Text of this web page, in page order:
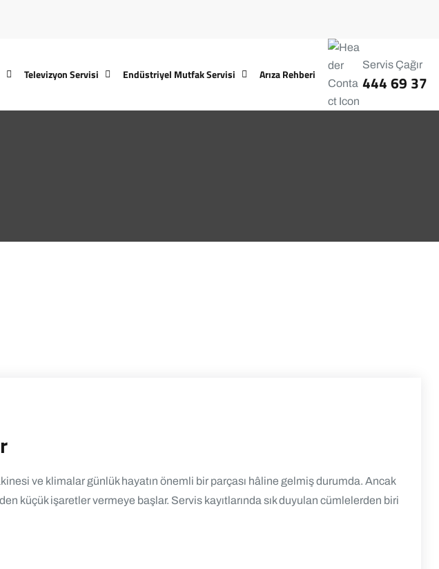
Televizyon Servisi Endüstriyel Mutfak Servisi Arıza Rehberi
Servis Çağır
444 69 37
ve klimalar günlük hayatın önemli bir parçası hâline gelmiş durumda. Ancak
küçük işaretler vermeye başlar. Servis kayıtlarında sık duyulan cümlelerden biri